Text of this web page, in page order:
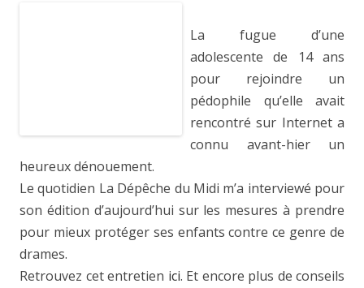
La fugue d’une
adolescente de 14 ans
pour rejoindre un
pédophile qu’elle avait
rencontré sur Internet a
connu avant-hier un
heureux dénouement.
Le quotidien La Dépêche du Midi m’a interviewé pour
son édition d’aujourd’hui sur les mesures à prendre
pour mieux protéger ses enfants contre ce genre de
drames.
Retrouvez cet entretien ici. Et encore plus de conseils